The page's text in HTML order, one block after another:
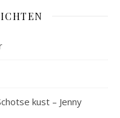
kust – Jenny